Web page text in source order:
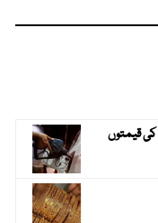
کی قیمتوں